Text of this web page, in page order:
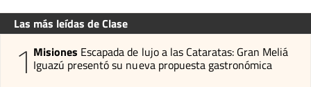
Las más leídas de Clase
1 Misiones Escapada de lujo a las Cataratas: Gran Meliá
Iguazú presentó su nueva propuesta gastronómica